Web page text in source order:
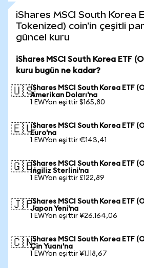
iShares MSCI South Korea
Tokenized) coin'in çeşitli
güncel kuru
iShares MSCI South Korea ETF
kuru bugün ne kadar?
🇺🇸iShares MSCI South Korea ETF
Amerikan Doları'na
1 EWYon eşittir $165,80
🇪🇺iShares MSCI South Korea ETF
Euro'na
1 EWYon eşittir €143,41
🇬🇧iShares MSCI South Korea ETF
İngiliz Sterlini'na
1 EWYon eşittir £122,89
🇯🇵iShares MSCI South Korea ETF
Japon Yeni'na
1 EWYon eşittir ¥26.164,06
🇨🇳iShares MSCI South Korea ETF
Çin Yuanı'na
1 EWYon eşittir ¥1.118,67